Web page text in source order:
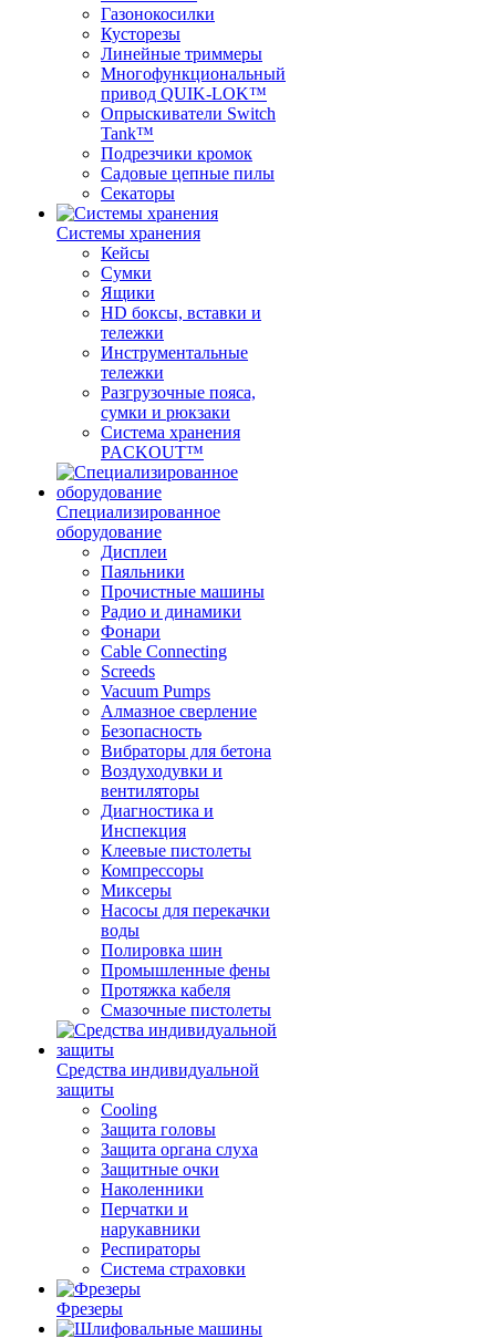
Газонокосилки
Кусторезы
Линейные триммеры
Многофункциональный
привод QUIK-LOK™
Опрыскиватели Switch
Tank™
Подрезчики кромок
Садовые цепные пилы
Секаторы
Системы хранения
Кейсы
Сумки
Ящики
HD боксы, вставки и
тележки
Инструментальные
тележки
Разгрузочные пояса,
сумки и рюкзаки
Система хранения
PACKOUT™
Специализированное
оборудование
Дисплеи
Паяльники
Прочистные машины
Радио и динамики
Фонари
Cable Connecting
Screeds
Vacuum Pumps
Алмазное сверление
Безопасность
Вибраторы для бетона
Воздуходувки и
вентиляторы
Диагностика и
Инспекция
Клеевые пистолеты
Компрессоры
Миксеры
Насосы для перекачки
воды
Полировка шин
Промышленные фены
Протяжка кабеля
Смазочные пистолеты
Средства индивидуальной
защиты
Cooling
Защита головы
Защита органа слуха
Защитные очки
Наколенники
Перчатки и
нарукавники
Респираторы
Система страховки
Фрезеры